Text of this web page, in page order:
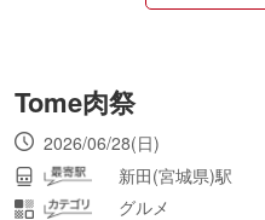
Tome肉祭
2026/06/28(日)
新田(宮城県)駅
グルメ